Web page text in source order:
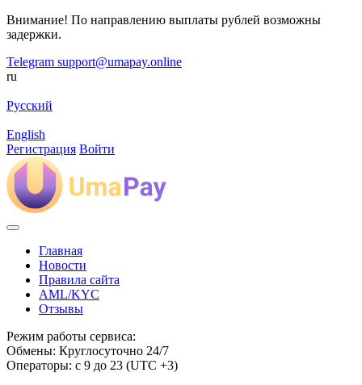
Внимание! По направлению выплаты рублей возможны
задержки.
Telegram support@umapay.online
ru
Русский
English
Регистрация Войти
Главная
Новости
Правила сайта
AML/KYC
Отзывы
Режим работы сервиса:
Обмены: Круглосуточно 24/7
Операторы: с 9 до 23 (UTC +3)